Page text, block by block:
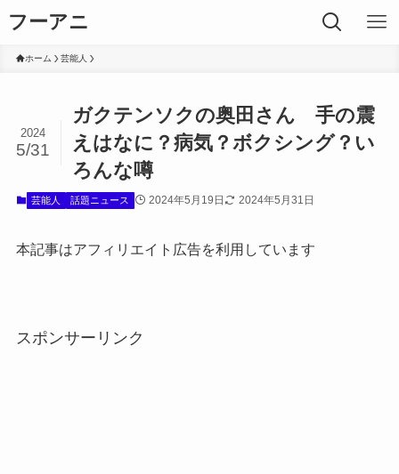
フーアニ
ホーム 芸能人
ガクテンソクの奥田さん 手の震
えはなに？病気？ボクシング？い
ろんな噂
2024
5/31
芸能人 話題ニュース 2024年5月19日 2024年5月31日
本記事はアフィリエイト広告を利用しています
スポンサーリンク